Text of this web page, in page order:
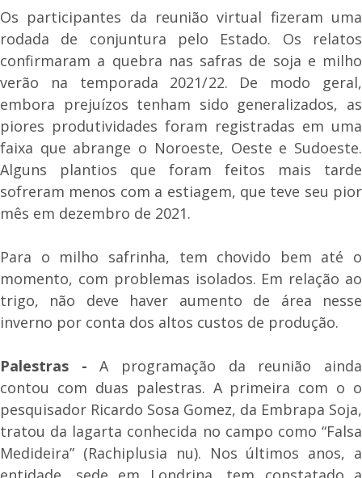
Os participantes da reunião virtual fizeram uma
rodada de conjuntura pelo Estado. Os relatos
confirmaram a quebra nas safras de soja e milho
verão na temporada 2021/22. De modo geral,
embora prejuízos tenham sido generalizados, as
piores produtividades foram registradas em uma
faixa que abrange o Noroeste, Oeste e Sudoeste.
Alguns plantios que foram feitos mais tarde
sofreram menos com a estiagem, que teve seu pior
mês em dezembro de 2021.
Para o milho safrinha, tem chovido bem até o
momento, com problemas isolados. Em relação ao
trigo, não deve haver aumento de área nesse
inverno por conta dos altos custos de produção.
Palestras - A programação da reunião ainda
contou com duas palestras. A primeira com o o
pesquisador Ricardo Sosa Gomez, da Embrapa Soja,
tratou da lagarta conhecida no campo como “Falsa
Medideira” (Rachiplusia nu). Nos últimos anos, a